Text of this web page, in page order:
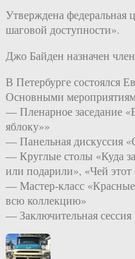
Утверждена федеральная
шаговой доступности».
Джо Байден назначен
В Петербурге состоялся
Основными
— Пленарное заседание
яблоку»»
— Панельная дискуссия
— Круглые столы «Куда
или подарили», «Чей
— Мастер-класс «Красные
всю коллекцию»
— Заключительная